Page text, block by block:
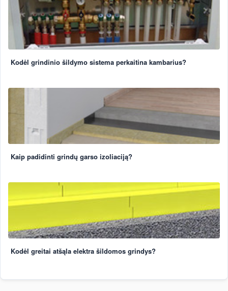
Kodėl grindinio šildymo sistema perkaitina kambarius?
Kaip padidinti grindų garso izoliaciją?
Kodėl greitai atšąla elektra šildomos grindys?